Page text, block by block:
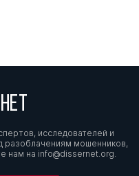
исследователей и
мошенников,
нам на info@dissernet.org.